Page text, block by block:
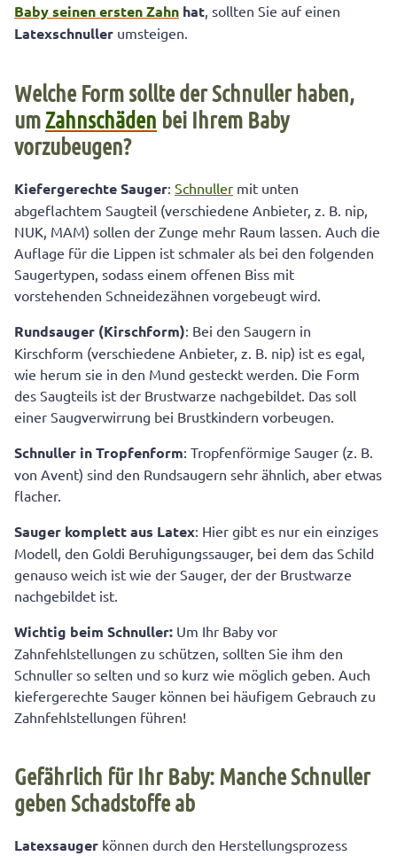
Baby seinen ersten Zahn hat, sollten Sie auf einen
Latexschnuller umsteigen.
Welche Form sollte der Schnuller haben,
umZahnschäden bei Ihrem Baby
vorzubeugen?
Kiefergerechte Sauger: Schnuller mit unten
abgeflachtem Saugteil (verschiedene Anbieter, z. B. nip,
NUK, MAM) sollen der Zunge mehr Raum lassen. Auch die
Auflage für die Lippen ist schmaler als bei den folgenden
Saugertypen, sodass einem offenen Biss mit
vorstehenden Schneidezähnen vorgebeugt wird.
Rundsauger (Kirschform): Bei den Saugern in
Kirschform (verschiedene Anbieter, z. B. nip) ist es egal,
wie herum sie in den Mund gesteckt werden. Die Form
des Saugteils ist der Brustwarze nachgebildet. Das soll
einer Saugverwirrung bei Brustkindern vorbeugen.
Schnuller in Tropfenform: Tropfenförmige Sauger (z. B.
von Avent) sind den Rundsaugern sehr ähnlich, aber etwas
flacher.
Sauger komplett aus Latex: Hier gibt es nur ein einziges
Modell, den Goldi Beruhigungssauger, bei dem das Schild
genauso weich ist wie der Sauger, der der Brustwarze
nachgebildet ist.
Wichtig beim Schnuller: Um Ihr Baby vor
Zahnfehlstellungen zu schützen, sollten Sie ihm den
Schnuller so selten und so kurz wie möglich geben. Auch
kiefergerechte Sauger können bei häufigem Gebrauch zu
Zahnfehlstellungen führen!
Gefährlich für Ihr Baby: Manche Schnuller
geben Schadstoffe ab
Latexsauger können durch den Herstellungsprozess